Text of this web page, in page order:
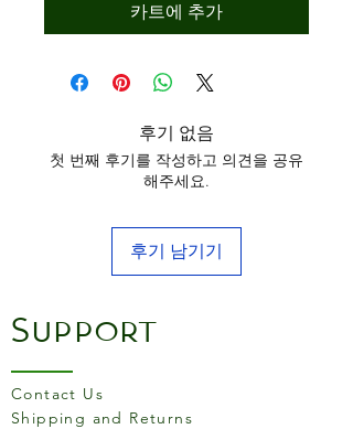
카트에 추가
후기 없음
첫 번째 후기를 작성하고 의견을 공유
해주세요.
후기 남기기
Support
Contact Us
Shipping and Returns